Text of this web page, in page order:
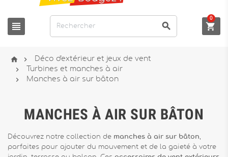
  
0
  Déco d'extérieur et jeux de vent
 Turbines et manches à air
 Manches à air sur bâton
MANCHES À AIR SUR BÂTON
Découvrez notre collection de manches à air sur bâton,
parfaites pour ajouter du mouvement et de la gaieté à votre